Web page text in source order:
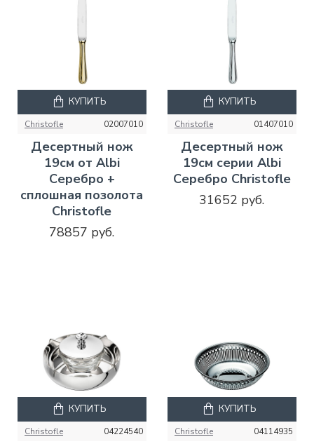
Christofle 02007010
Десертный нож
19см от Albi
Серебро +
сплошная позолота
Christofle
78857 руб.
КУПИТЬ
Christofle 01407010
Десертный нож
19см серии Albi
Серебро Christofle
31652 руб.
КУПИТЬ
Christofle 04224540
КУПИТЬ
Christofle 04114935
КУПИТЬ